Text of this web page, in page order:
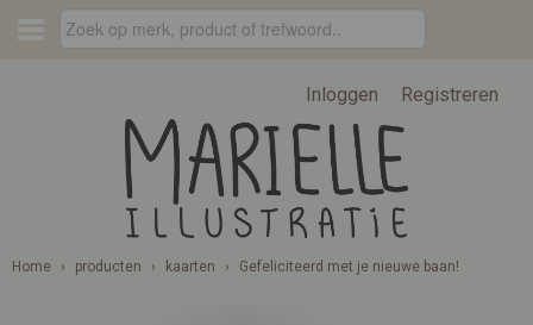
Inloggen Registreren
Home › producten › kaarten › Gefeliciteerd met je nieuwe baan!